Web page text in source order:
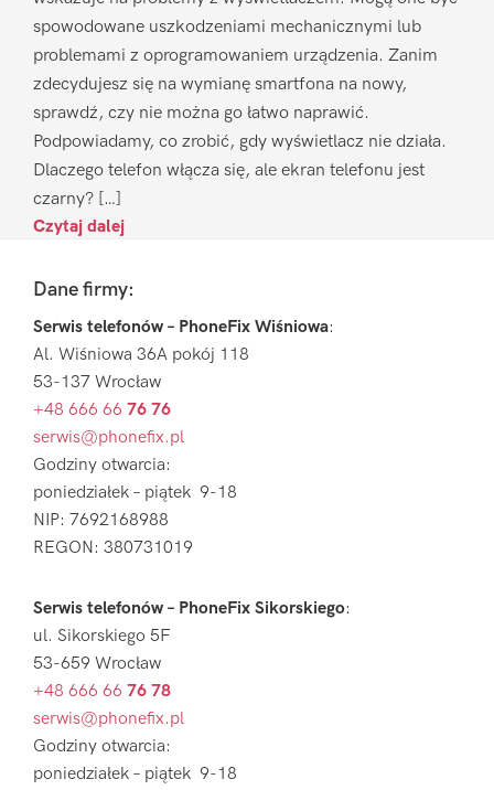
spowodowane uszkodzeniami mechanicznymi lub
problemami z oprogramowaniem urządzenia. Zanim
zdecydujesz się na wymianę smartfona na nowy,
sprawdź, czy nie można go łatwo naprawić.
Podpowiadamy, co zrobić, gdy wyświetlacz nie działa.
Dlaczego telefon włącza się, ale ekran telefonu jest
czarny? […]
Czytaj dalej
FooterDane firmy:
Serwis telefonów – PhoneFix Wiśniowa:
Al. Wiśniowa 36A pokój 118
53-137 Wrocław
+48 666 66 76 76
serwis@phonefix.pl
Godziny otwarcia:
poniedziałek – piątek 9-18
NIP: 7692168988
REGON: 380731019
Serwis telefonów – PhoneFix Sikorskiego:
ul. Sikorskiego 5F
53-659 Wrocław
+48 666 66 76 78
serwis@phonefix.pl
Godziny otwarcia:
poniedziałek – piątek 9-18